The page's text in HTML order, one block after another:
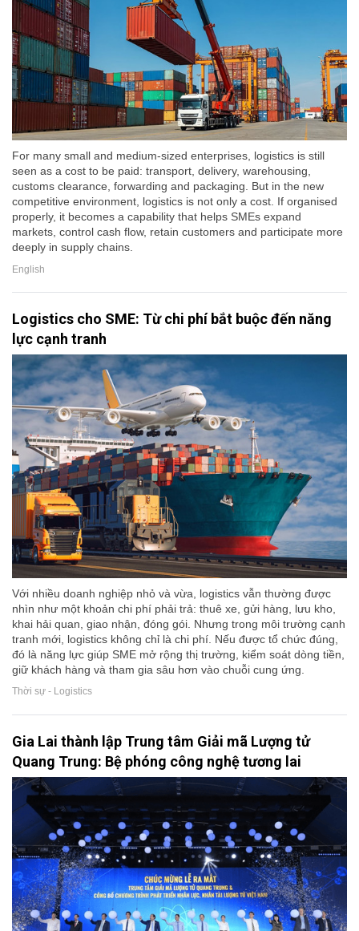
For many small and medium-sized enterprises, logistics is still
seen as a cost to be paid: transport, delivery, warehousing,
customs clearance, forwarding and packaging. But in the new
competitive environment, logistics is not only a cost. If organised
properly, it becomes a capability that helps SMEs expand
markets, control cash flow, retain customers and participate more
deeply in supply chains.
English
Logistics cho SME: Từ chi phí bắt buộc đến năng
lực cạnh tranh
Với nhiều doanh nghiệp nhỏ và vừa, logistics vẫn thường được
nhìn như một khoản chi phí phải trả: thuê xe, gửi hàng, lưu kho,
khai hải quan, giao nhận, đóng gói. Nhưng trong môi trường cạnh
tranh mới, logistics không chỉ là chi phí. Nếu được tổ chức đúng,
đó là năng lực giúp SME mở rộng thị trường, kiểm soát dòng tiền,
giữ khách hàng và tham gia sâu hơn vào chuỗi cung ứng.
Thời sự - Logistics
Gia Lai thành lập Trung tâm Giải mã Lượng tử
Quang Trung: Bệ phóng công nghệ tương lai